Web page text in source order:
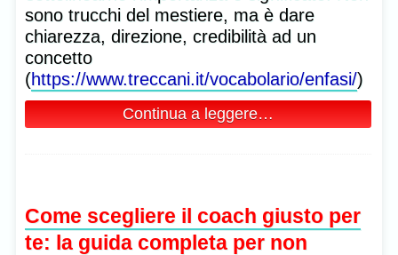
sono trucchi del mestiere, ma è dare
chiarezza, direzione, credibilità ad un
concetto
(https://www.treccani.it/vocabolario/enfasi/)
Continua a leggere…
Come scegliere il coach giusto per
te: la guida completa per non